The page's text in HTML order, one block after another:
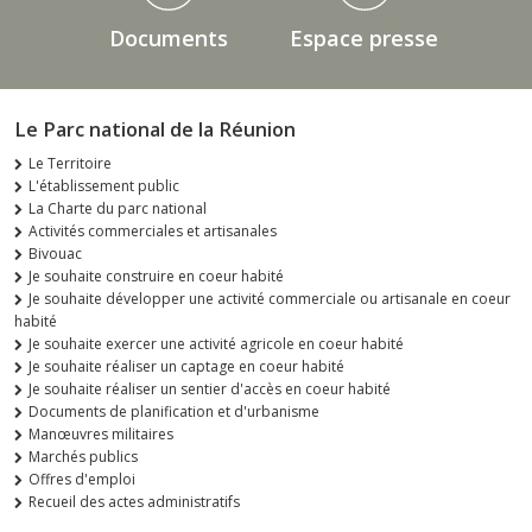
Documents Espace presse
Le Parc national de la Réunion
Le Territoire
L'établissement public
La Charte du parc national
Activités commerciales et artisanales
Bivouac
Je souhaite construire en coeur habité
Je souhaite développer une activité commerciale ou artisanale en coeur
habité
Je souhaite exercer une activité agricole en coeur habité
Je souhaite réaliser un captage en coeur habité
Je souhaite réaliser un sentier d'accès en coeur habité
Documents de planification et d'urbanisme
Manœuvres militaires
Marchés publics
Offres d'emploi
Recueil des actes administratifs